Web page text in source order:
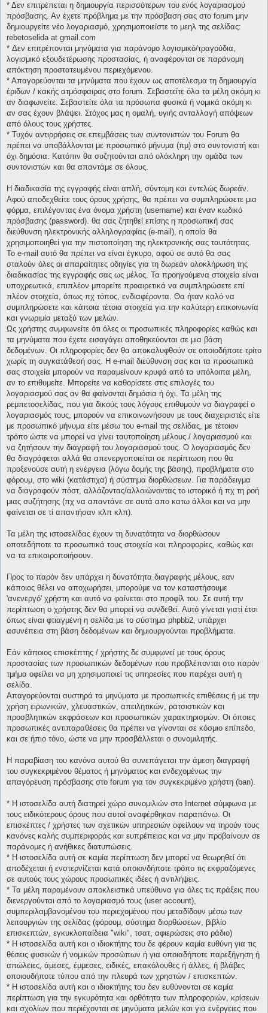
* Δεν επιτρέπεται η δημιουργία περισσότερων του ενός λογαριασμού
πρόσβασης. Αν έχετε πρόβλημα με την πρόσβαση σας στο forum μην
δημιουργείτε νέο λογαριασμό, χρησιμοποιείστε το μεηλ της σελίδας:
rebetoselida at gmail.com
* Δεν επιτρέπονται μηνύματα για παράνομο λογισμικό/τραγούδια,
λογισμικό εξουδετέρωσης προστασίας, ή αναφέρονται σε παράνομη
απόκτηση προστατευμένου περιεχόμενου.
* Απαγορεύονται τα μηνύματα που έχουν ως αποτέλεσμα τη δημιουργία
έριδων / κακής ατμόσφαιρας στο forum. Σεβαστείτε όλα τα μέλη ακόμη κι
αν διαφωνείτε. Σεβαστείτε όλα τα πρόσωπα φυσικά ή νομικά ακόμη κι
αν σας έχουν βλάψει. Στόχος μας η ομαλή, υγιής ανταλλαγή απόψεων
από όλους τους χρήστες.
* Τυχόν αντιρρήσεις σε επεμβάσεις των συντονιστών του Forum θα
πρέπει να υποβάλλονται με προσωπικό μήνυμα (πμ) στο συντονιστή και
όχι δημόσια. Κατόπιν θα συζητούνται από ολόκληρη την ομάδα των
συντονιστών και θα απαντάμε σε όλους.
Η διαδικασία της εγγραφής είναι απλή, σύντομη και εντελώς δωρεάν.
Αφού αποδεχθείτε τους όρους χρήσης, θα πρέπει να συμπληρώσετε μια
φόρμα, επιλέγοντας ένα όνομα χρήστη (username) και έναν κωδικό
πρόσβασης (password). θα σας ζητηθεί επίσης η προσωπική σας
διεύθυνση ηλεκτρονικής αλληλογραφίας (e-mail), η οποία θα
χρησιμοποιηθεί για την πιστοποίηση της ηλεκτρονικής σας ταυτότητας.
Το e-mail αυτό θα πρέπει να είναι έγκυρο, αφού σε αυτό θα σας
σταλούν όλες οι απαραίτητες οδηγίες για τη δωρεάν ολοκλήρωση της
διαδικασίας της εγγραφής σας ως μέλος. Τα προηγούμενα στοιχεία είναι
υποχρεωτικά, επιπλέον μπορείτε προαιρετικά να συμπληρώσετε επί
πλέον στοιχεία, όπως πχ τόπος, ενδιαφέροντα. Θα ήταν καλό να
συμπληρώσετε και κάποια τέτοια στοιχεία για την καλύτερη επικοινωνία
και γνωριμία μεταξύ των μελών.
Ως χρήστης συμφωνείτε ότι όλες οι προσωπικές πληροφορίες καθώς και
τα μηνύματα που έχετε εισαγάγει αποθηκεύονται σε μια βάση
δεδομένων. Οι πληροφορίες δεν θα αποκαλυφθούν σε οποιοδήποτε τρίτο
χωρίς τη συγκατάθεσή σας. Η e-mail διεύθυνση σας και τα προσωπικά
σας στοιχεία μπορούν να παραμείνουν κρυφά από τα υπόλοιπα μέλη,
αν το επιθυμείτε. Μπορείτε να καθορίσετε στις επιλογές του
λογαριασμού σας αν θα φαίνονται δημόσια ή όχι. Τα μέλη της
ρεμπετοσελίδας, που για δικούς τους λόγους επιθυμούν να διαγραφεί ο
λογαριασμός τους, μπορούν να επικοινωνήσουν με τους διαχειριστές είτε
με προσωπικό μήνυμα είτε μέσω του e-mail της σελίδας, με τέτοιον
τρόπο ώστε να μπορεί να γίνει ταυτοποίηση μέλους / λογαριασμού και
να ζητήσουν την διαγραφή του λογαριασμού τους. Ο λογαριασμός δεν
θα διαγράφεται αλλά θα απενεργοποιείται σε περίπτωση που θα
προξενούσε αυτή η ενέργεια (λόγω δομής της βάσης), προβλήματα στο
φόρουμ, στο wiki (κατάστιχα) ή σύστημα διορθώσεων. Για παράδειγμα
να διαγραφούν πόστ, αλλάζοντας/αλλοιώνοντας το ιστορικό ή πχ τη ροή
μιας συζήτησης (πχ να απαντάνε σε αυτά απο κατω άλλοι και να μην
φαίνεται σε τί απαντήσαν κλπ κλπ).
Τα μέλη της ιστοσελίδας έχουν τη δυνατότητα να διορθώσουν
οποτεδήποτε τα προσωπικά τους στοιχεία και πληροφορίες, καθώς και
να τα επικαιροποιήσουν.
Προς το παρόν δεν υπάρχει η δυνατότητα διαγραφής μέλους, εαν
κάποιος θέλει να αποχωρήσει, μπορούμε να τον καταστήσουμε
'ανενεργό' χρήστη και αυτό να φαίνεται στο προφίλ του. Σε αυτή την
περίπτωση ο χρήστης δεν θα μπορεί να συνδεθεί. Αυτό γίνεται γιατί έτσι
όπως είναι φτιαγμένη η σελίδα με το σύστημα phpbb2, υπάρχει
ασυνέπεια στη βάση δεδομένων και δημιουργούνται προβλήματα.
Εάν κάποιος επισκέπτης / χρήστης δε συμφωνεί με τους όρους
προστασίας των προσωπικών δεδομένων που προβλέπονται στο παρόν
τμήμα οφείλει να μη χρησιμοποιεί τις υπηρεσίες που παρέχει αυτή η
σελίδα.
Απαγορεύονται αυστηρά τα μηνύματα με προσωπικές επιθέσεις ή με την
χρήση ειρωνικών, χλευαστικών, απειλητικών, ρατσιστικών και
προσβλητικών εκφράσεων και προσωπικών χαρακτηρισμών. Οι όποιες
προσωπικές αντιπαραθέσεις θα πρέπει να γίνονται σε κόσμιο επίπεδο,
και σε ήπιο τόνο, ώστε να μην προσβάλλεται ο συνομιλητής.
Η παραβίαση του κανόνα αυτού θα συνεπάγεται την άμεση διαγραφή
του συγκεκριμένου θέματος ή μηνύματος και ενδεχομένως την
απαγόρευση πρόσβασης στο forum για τον συγκεκριμένο χρήστη (ban).
* H ιστοσελίδα αυτή διατηρεί χώρο συνομιλιών στο Internet σύμφωνα με
τους ειδικότερους όρους που αυτοί αναφέρθηκαν παραπάνω. Οι
επισκέπτες / χρήστες των σχετικών υπηρεσιών οφείλουν να τηρούν τους
κανόνες καλής συμπεριφοράς και ευπρέπειας και να μην προβαίνουν σε
παράνομες ή ανήθικες διατυπώσεις.
* H ιστοσελίδα αυτή σε καμία περίπτωση δεν μπορεί να θεωρηθεί ότι
αποδέχεται ή ενστερνίζεται κατά οποιονδήποτε τρόπο τις εκφραζόμενες
σε αυτούς τους χώρους προσωπικές ιδέες ή αντιλήψεις.
* Τα μέλη παραμένουν αποκλειστικά υπεύθυνα για όλες τις πράξεις που
διενεργούνται από το λογαριασμό τους (user account),
συμπεριλαμβανομένου του περιεχομένου που μεταδίδουν μέσω των
λειτουργιών της σελίδας (φόρουμ, σύστημα διορθώσεων, βιβλίο
επισκεπτών, εγκυκλοπαίδεια "wiki", τσατ, αφιερώσεις στο ράδιο)
* H ιστοσελίδα αυτή και ο ιδιοκτήτης του δε φέρουν καμία ευθύνη για τις
θέσεις φυσικών ή νομικών προσώπων ή για οποιαδήποτε παρεξήγηση ή
απώλειες, άμεσες, έμμεσες, ειδικές, επακόλουθες ή άλλες, ή βλάβες
οποιουδήποτε τύπου από την πλευρά των χρηστών / επισκεπτών.
* H ιστοσελίδα αυτή και ο ιδιοκτήτης του δεν ευθύνονται σε καμία
περίπτωση για την εγκυρότητα και ορθότητα των πληροφοριών, κρίσεων
και σχολίων που περιέχονται σε μηνύματα μελών και για ενέργειες που